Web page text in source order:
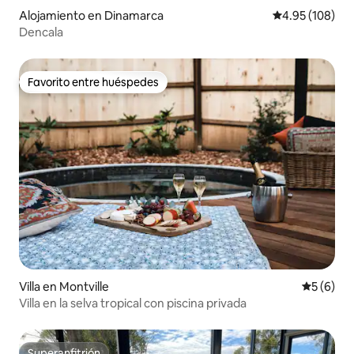
Alojamiento en Dinamarca Calificación
4.95 (108)
Dencala
Favorito entre huéspedes
Favorito entre huéspedes
Villa en Montville
5 (6)
Villa en la selva tropical con piscina privada